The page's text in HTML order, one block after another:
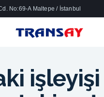
No:69-A Maltepe / İstanbul
işleyişi